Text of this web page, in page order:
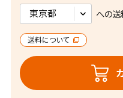
への送
送料について